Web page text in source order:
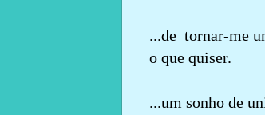
...de tornar-me
o que quiser.
...um sonho de